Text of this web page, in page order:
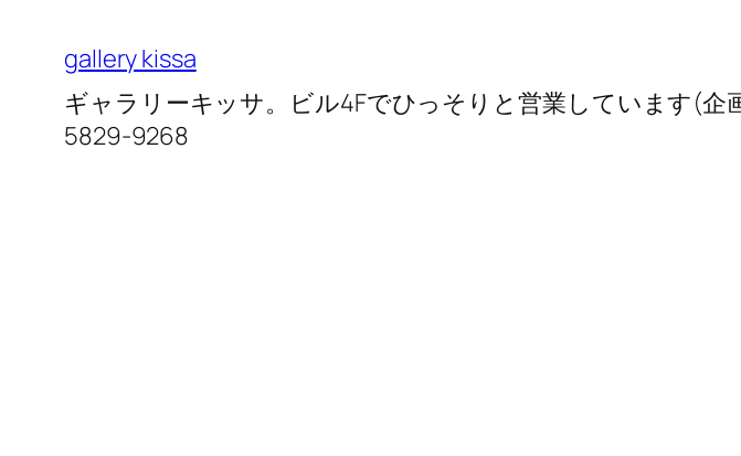
gallery kissa
ギャラリーキッサ。ビル4Fでひっそりと営業しています(企
5829-9268